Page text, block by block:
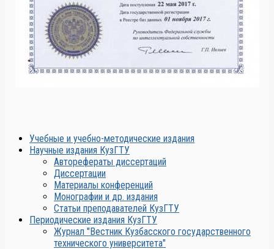
Учебные и учебно-методические издания
Научные издания КузГТУ
Авторефераты диссертаций
Диссертации
Материалы конференций
Монографии и др. издания
Статьи преподавателей КузГТУ
Периодические издания КузГТУ
Журнал "Вестник Кузбасского государственного
технического университета"